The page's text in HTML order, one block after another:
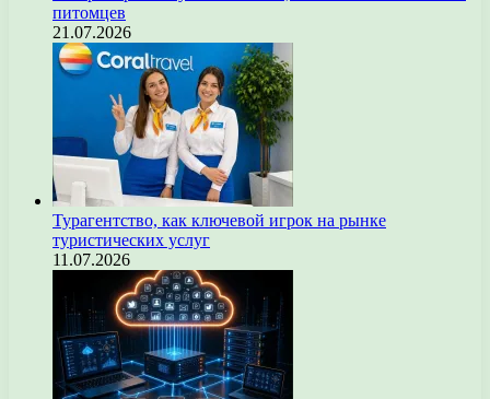
питомцев
21.07.2026
Турагентство, как ключевой игрок на рынке
туристических услуг
11.07.2026